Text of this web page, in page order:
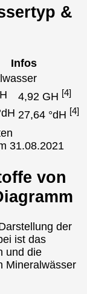
&
Infos
4,92 GH [4]
27,64 °dH [4]
31.08.2021
von
der
ist das
und die
Mineralwässer